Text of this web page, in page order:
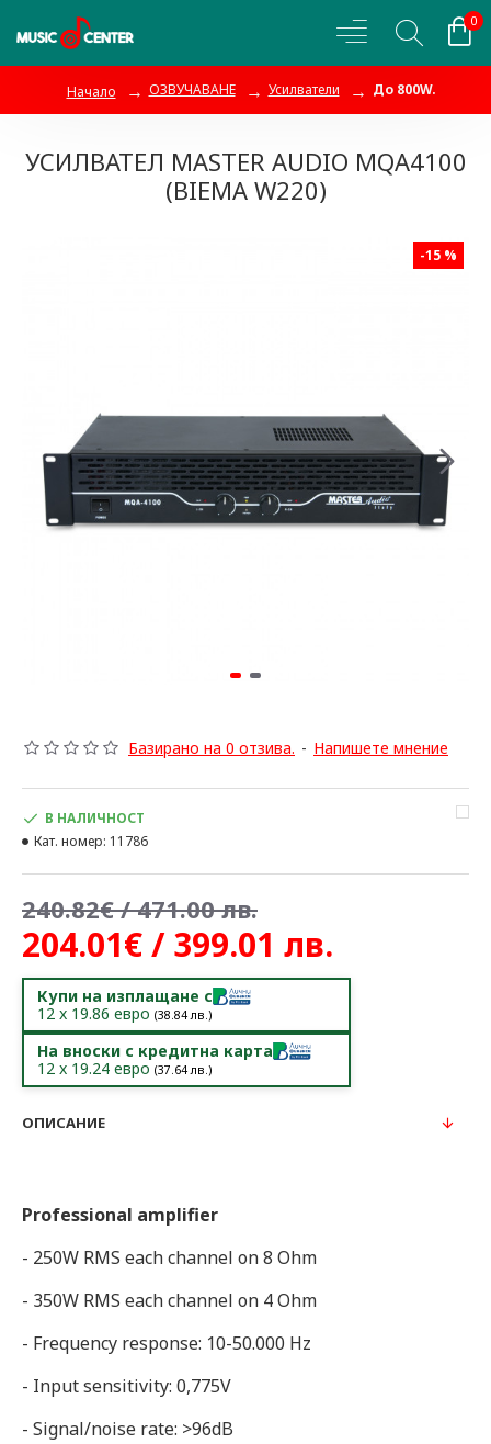
0
Начало ОЗВУЧАВАНЕ Усилватели До 800W.
УСИЛВАТЕЛ MASTER AUDIO MQA4100
(BIEMA W220)
-15 %
Базирано на 0 отзива. - Напишете мнение
204.01€ / 399.01 лв.
240.82€ / 471.00 лв.
В НАЛИЧНОСТ
Кат. номер: 11786
Купи на изплащане с
12 x 19.86 евро (38.84лв.)
На вноски с кредитна карта
12 x 19.24 евро (37.64лв.)
ОПИСАНИЕ
Professional amplifier
- 250W RMS each channel on 8 Ohm
- 350W RMS each channel on 4 Ohm
- Frequency response: 10-50.000 Hz
- Input sensitivity: 0,775V
- Signal/noise rate: >96dB